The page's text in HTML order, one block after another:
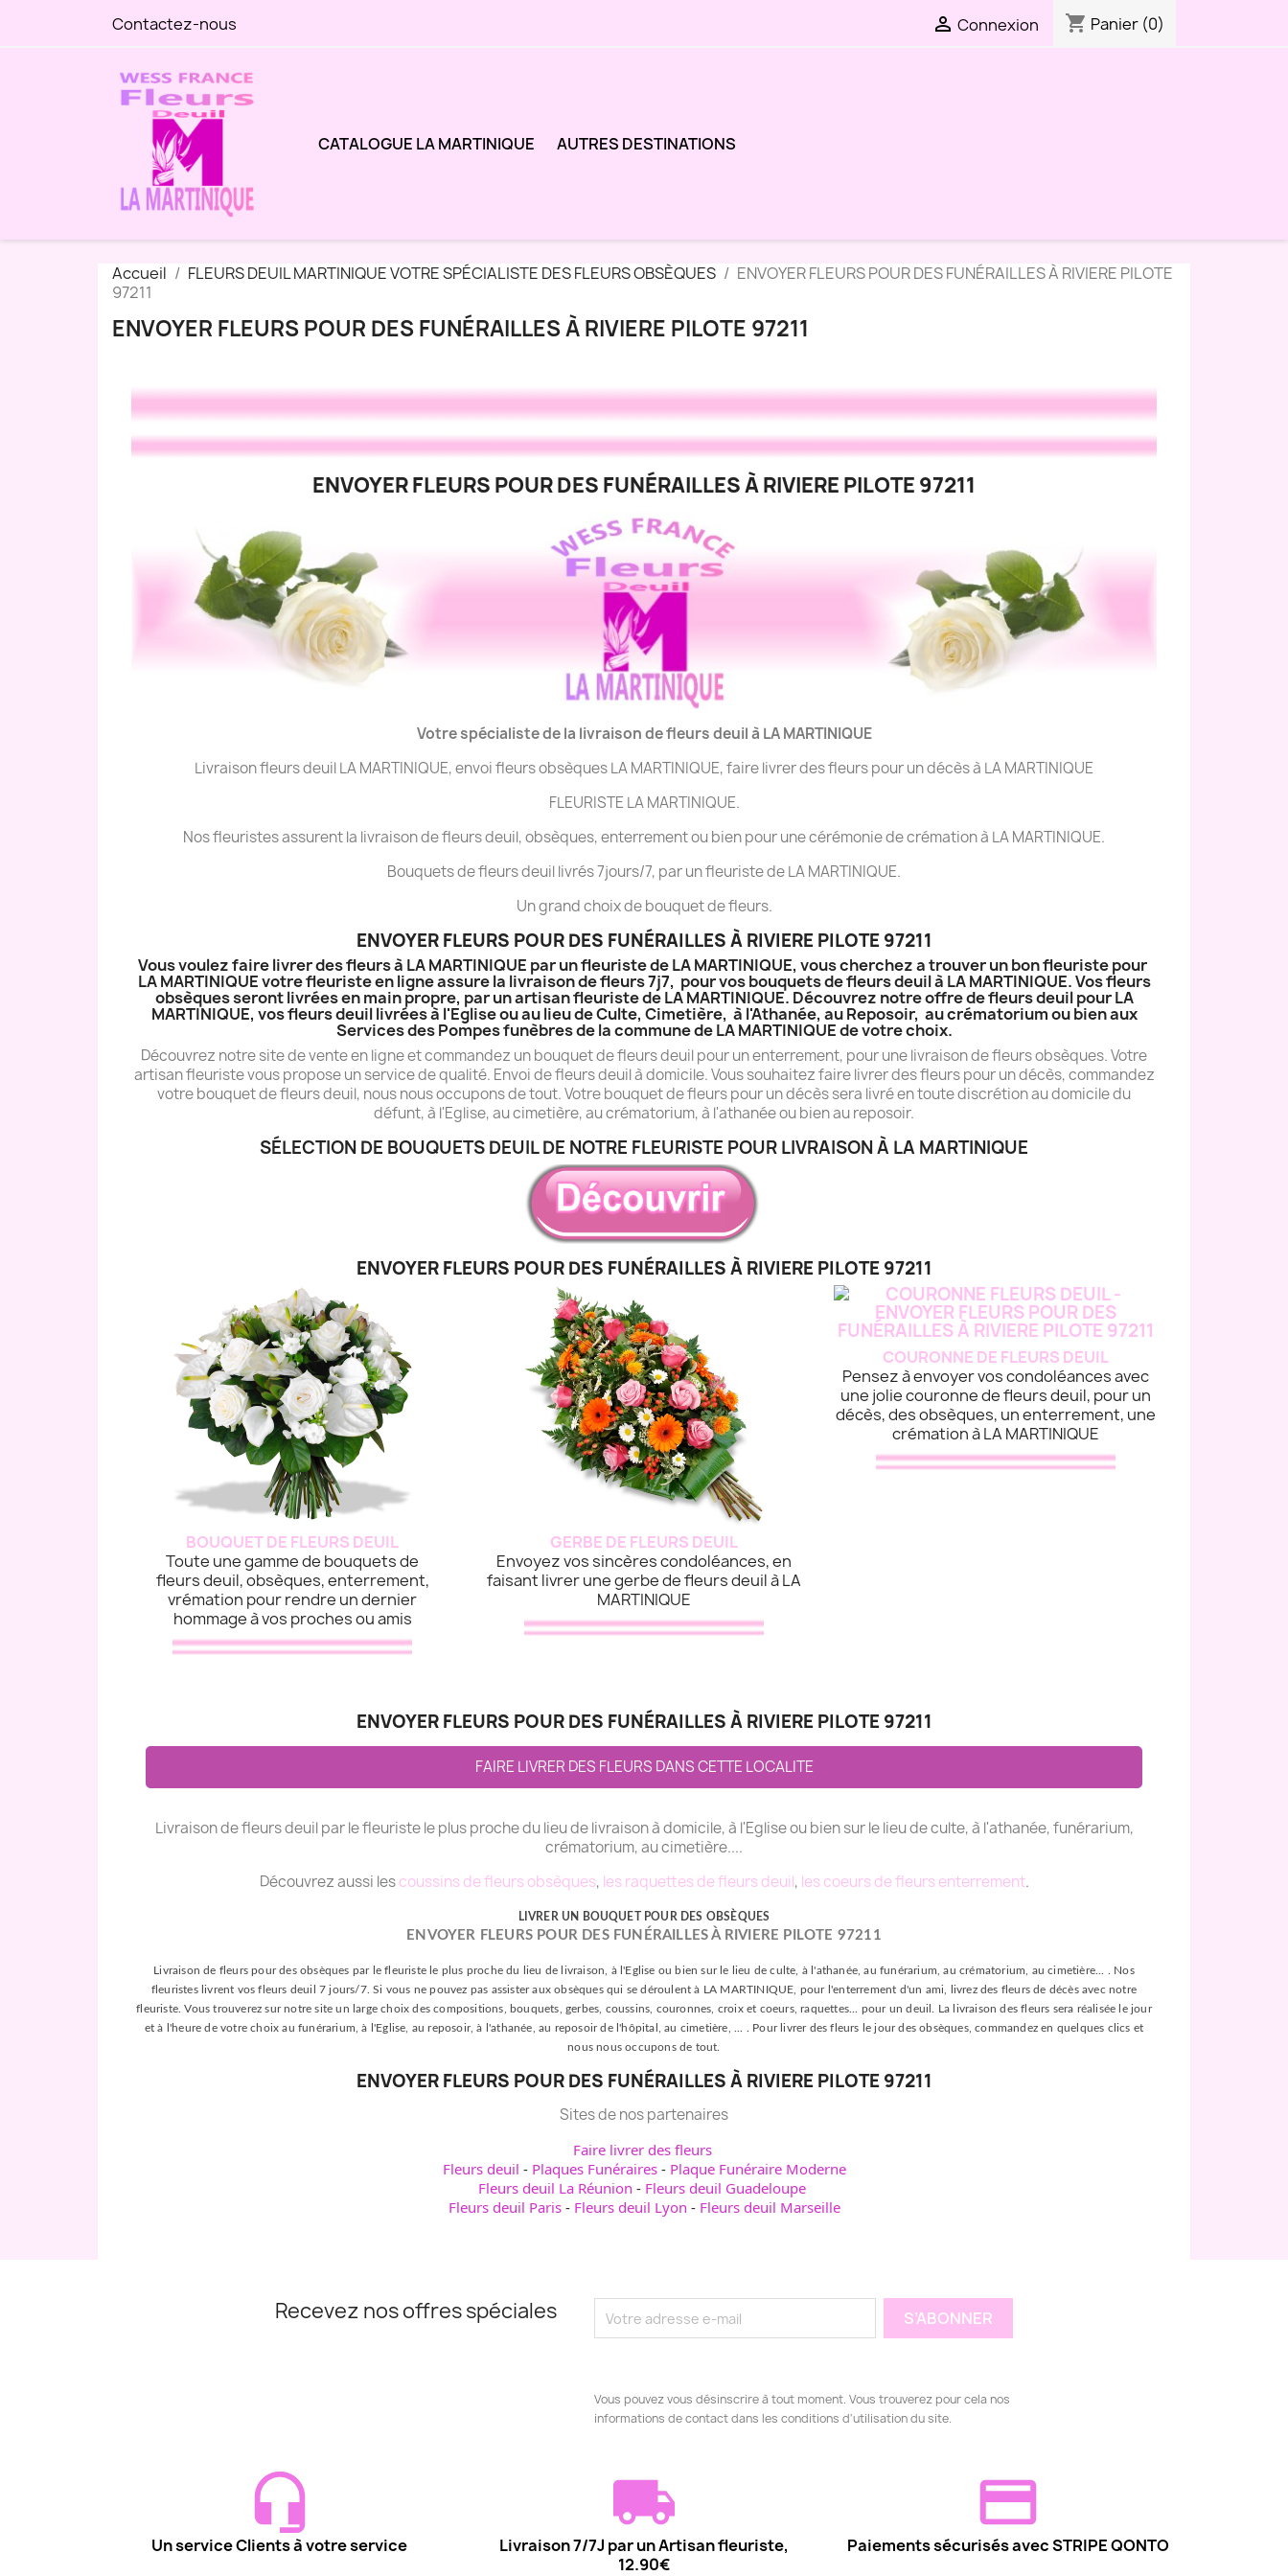
Contactez-nous  Connexion shopping_cart Panier (0)
CATALOGUE LA MARTINIQUE AUTRES DESTINATIONS
Accueil FLEURS DEUIL MARTINIQUE VOTRE SPÉCIALISTE DES FLEURS OBSÈQUES
ENVOYER FLEURS POUR DES FUNÉRAILLES À RIVIERE PILOTE
97211
ENVOYER FLEURS POUR DES FUNÉRAILLES À RIVIERE PILOTE 97211
ENVOYER FLEURS POUR DES FUNÉRAILLES À RIVIERE PILOTE 97211
Votre spécialiste de la livraison de fleurs deuil à LA MARTINIQUE
Livraison fleurs deuil LA MARTINIQUE, envoi fleurs obsèques LA MARTINIQUE, faire livrer des fleurs pour un décès à LA MARTINIQUE
FLEURISTE LA MARTINIQUE.
Nos fleuristes assurent la livraison de fleurs deuil, obsèques, enterrement ou bien pour une cérémonie de crémation à LA MARTINIQUE.
Bouquets de fleurs deuil livrés 7jours/7, par un fleuriste de LA MARTINIQUE.
Un grand choix de bouquet de fleurs.
ENVOYER FLEURS POUR DES FUNÉRAILLES À RIVIERE PILOTE 97211
Vous voulez faire livrer des fleurs à LA MARTINIQUE par un fleuriste de LA MARTINIQUE, vous cherchez a trouver un bon fleuriste pour
LA MARTINIQUE votre fleuriste en ligne assure la livraison de fleurs 7j7, pour vos bouquets de fleurs deuil à LA MARTINIQUE. Vos fleurs
obsèques seront livrées en main propre, par un artisan fleuriste de LA MARTINIQUE. Découvrez notre offre de fleurs deuil pour LA
MARTINIQUE, vos fleurs deuil livrées à l'Eglise ou au lieu de Culte, Cimetière, à l'Athanée, au Reposoir, au crématorium ou bien aux
Services des Pompes funèbres de la commune de LA MARTINIQUE de votre choix.
Découvrez notre site de vente en ligne et commandez un bouquet de fleurs deuil pour un enterrement, pour une livraison de fleurs obsèques. Votre
artisan fleuriste vous propose un service de qualité. Envoi de fleurs deuil à domicile. Vous souhaitez faire livrer des fleurs pour un décès, commandez
votre bouquet de fleurs deuil, nous nous occupons de tout. Votre bouquet de fleurs pour un décès sera livré en toute discrétion au domicile du
défunt, à l'Eglise, au cimetière, au crématorium, à l'athanée ou bien au reposoir.
SÉLECTION DE BOUQUETS DEUIL DE NOTRE FLEURISTE POUR LIVRAISON À LA MARTINIQUE
ENVOYER FLEURS POUR DES FUNÉRAILLES À RIVIERE PILOTE 97211
BOUQUET DE FLEURS DEUIL
Toute une gamme de bouquets de
fleurs deuil, obsèques, enterrement,
vrémation pour rendre un dernier
hommage à vos proches ou amis
GERBE DE FLEURS DEUIL
Envoyez vos sincères condoléances, en
faisant livrer une gerbe de fleurs deuil à LA
MARTINIQUE
COURONNE DE FLEURS DEUIL
Pensez à envoyer vos condoléances avec
une jolie couronne de fleurs deuil, pour un
décès, des obsèques, un enterrement, une
crémation à LA MARTINIQUE
ENVOYER FLEURS POUR DES FUNÉRAILLES À RIVIERE PILOTE 97211
FAIRE LIVRER DES FLEURS DANS CETTE LOCALITE
Livraison de fleurs deuil par le fleuriste le plus proche du lieu de livraison à domicile, à l'Eglise ou bien sur le lieu de culte, à l'athanée, funérarium,
crématorium, au cimetière....
Découvrez aussi lescoussins de fleurs obsèques, les raquettes de fleurs deuil, les coeurs de fleurs enterrement.
LIVRER UN BOUQUET POUR DES OBSÈQUES
ENVOYER FLEURS POUR DES FUNÉRAILLES À RIVIERE PILOTE 97211
Livraison de fleurs pour des obsèques par le fleuriste le plus proche du lieu de livraison, à l'Eglise ou bien sur le lieu de culte, à l'athanée, au funérarium, au crématorium, au cimetière... . Nos
fleuristes livrent vos fleurs deuil 7 jours/7. Si vous ne pouvez pas assister aux obsèques qui se déroulent à LA MARTINIQUE, pour l'enterrement d'un ami, livrez des fleurs de décès avec notre
fleuriste. Vous trouverez sur notre site un large choix des compositions, bouquets, gerbes, coussins, couronnes, croix et coeurs, raquettes... pour un deuil. La livraison des fleurs sera réalisée le jour
et à l'heure de votre choix au funérarium, à l'Eglise, au reposoir, à l'athanée, au reposoir de l'hôpital, au cimetière, ... . Pour livrer des fleurs le jour des obsèques, commandez en quelques clics et
nous nous occupons de tout.
ENVOYER FLEURS POUR DES FUNÉRAILLES À RIVIERE PILOTE 97211
Sites de nos partenaires
Faire livrer des fleurs
Fleurs deuil - Plaques Funéraires- Plaque Funéraire Moderne
Fleurs deuil La Réunion - Fleurs deuil Guadeloupe
Fleurs deuil Paris- Fleurs deuil Lyon - Fleurs deuil Marseille
Recevez nos offres spéciales
Vous pouvez vous désinscrire à tout moment. Vous trouverez pour cela nos
informations de contact dans les conditions d'utilisation du site.
Un service Clients à votre service
Livraison 7/7J par un Artisan fleuriste,
12.90€
Paiements sécurisés avec STRIPE QONTO